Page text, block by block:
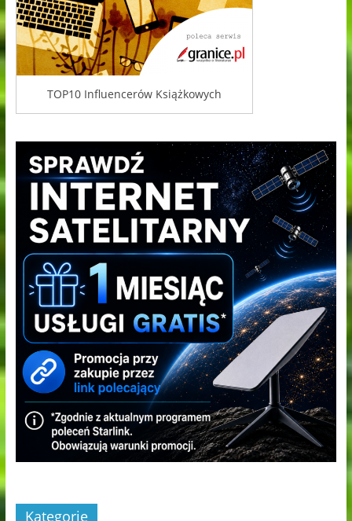
TOP10 Influencerów Książkowych
Kategorie